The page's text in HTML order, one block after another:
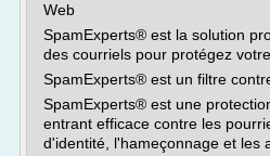
Web
SpamExperts® est la solution
des courriels pour protégez
SpamExperts® est un filtre
SpamExperts® est une
entrant efficace contre les
d'identité, l'hameçonnage et les